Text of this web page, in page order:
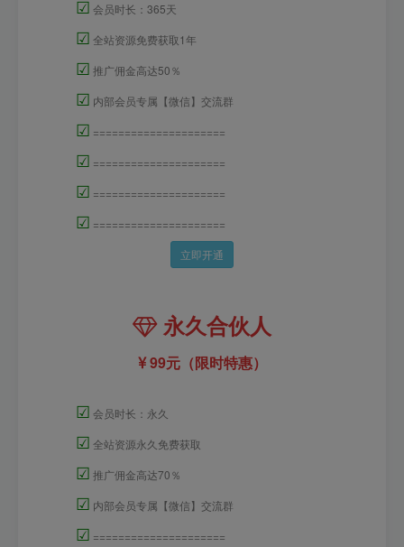
☑ 会员时长：365天
☑ 全站资源免费获取1年
☑ 推广佣金高达50％
☑ 内部会员专属【微信】交流群
☑ =====================
☑ =====================
☑ =====================
☑ =====================
立即开通
永久合伙人
99元（限时特惠）
☑ 会员时长：永久
☑ 全站资源永久免费获取
☑ 推广佣金高达70％
☑ 内部会员专属【微信】交流群
☑ =====================